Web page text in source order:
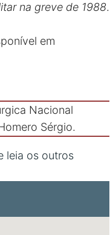
na greve de 1988.
em
Nacional
Sérgio.
leia os outros